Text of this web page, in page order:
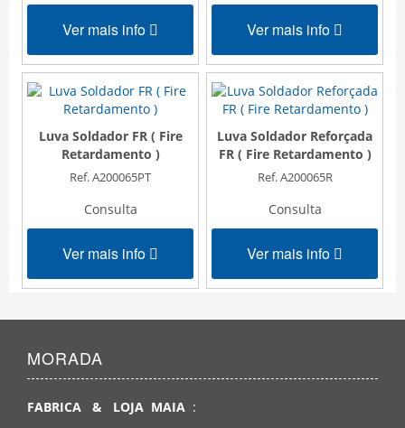
Ver mais info Ver mais info
Luva Soldador FR ( Fire
Retardamento )
Ref. A200065PT
Consulta
Ver mais info
Luva Soldador Reforçada
FR ( Fire Retardamento )
Ref. A200065R
Consulta
Ver mais info
MORADA
FABRICA & LOJA MAIA :